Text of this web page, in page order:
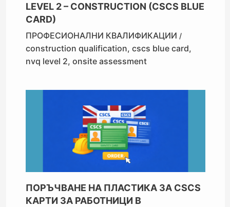
LEVEL 2 – CONSTRUCTION (CSCS BLUE
CARD)
ПРОФЕСИОНАЛНИ КВАЛИФИКАЦИИ /
construction qualification,cscs blue card,
nvq level 2,onsite assessment
ПОРЪЧВАНЕ НА ПЛАСТИКА ЗА CSCS
КАРТИ ЗА РАБОТНИЦИ В